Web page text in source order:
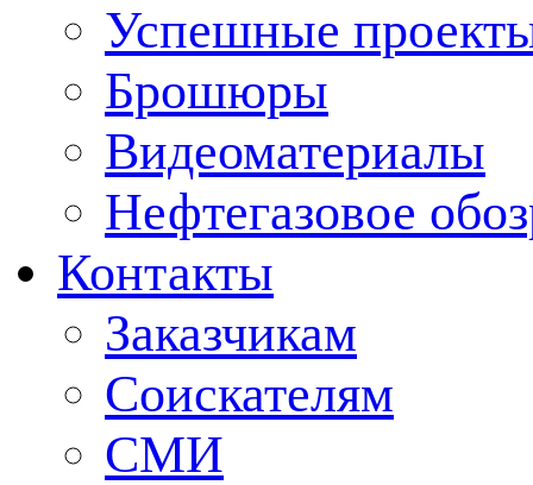
Успешные
Брошюры
Видеоматериалы
Нефтегазовое
Контакты
Заказчикам
Соискателям
СМИ